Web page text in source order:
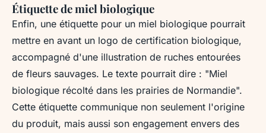
Étiquette de miel biologique
Enfin, une étiquette pour un miel biologique pourrait
mettre en avant un logo de certification biologique,
accompagné d'une illustration de ruches entourées
de fleurs sauvages. Le texte pourrait dire : "Miel
biologique récolté dans les prairies de Normandie".
Cette étiquette communique non seulement l'origine
du produit, mais aussi son engagement envers des